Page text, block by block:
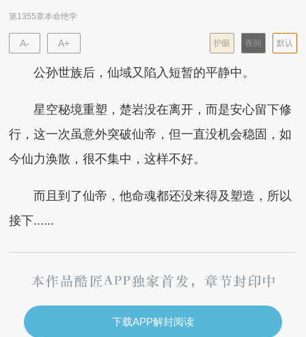
第1355章本命绝学
A- A+ 默认
夜间
护眼
公孙世族后，仙域又陷入短暂的平静中。
星空秘境重塑，楚岩没在离开，而是安心留下修
行，这一次虽意外突破仙帝，但一直没机会稳固，如
今仙力涣散，很不集中，这样不好。
而且到了仙帝，他命魂都还没来得及塑造，所以
接下......
下载APP解封阅读